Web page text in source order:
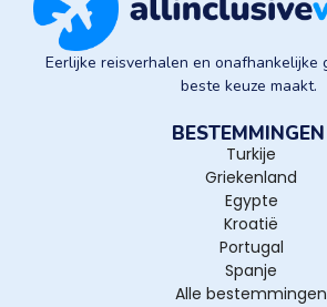
Eerlijke reisverhalen en onafhankelijke
beste keuze maakt.
BESTEMMINGEN
Turkije
Griekenland
Egypte
Kroatië
Portugal
Spanje
Alle bestemmingen